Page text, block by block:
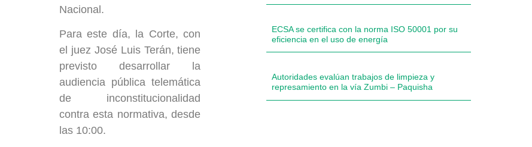
Nacional.
Para este día, la Corte, con
el juez José Luis Terán, tiene
previsto desarrollar la
audiencia pública telemática
de inconstitucionalidad
contra esta normativa, desde
las 10:00.
ECSA se certifica con la norma ISO 50001 por su
eficiencia en el uso de energía
Autoridades evalúan trabajos de limpieza y
represamiento en la vía Zumbi – Paquisha